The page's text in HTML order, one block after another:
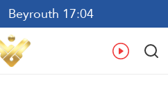
Beyrouth 17:04
ع